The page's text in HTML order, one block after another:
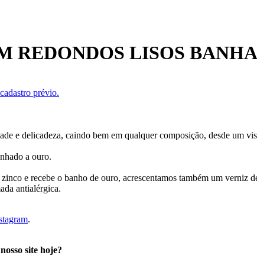
REDONDOS LISOS
prévio.
e delicadeza, caindo bem em qualquer composição, desde um
a ouro.
e recebe o banho de ouro, acrescentamos também um verniz
antialérgica.
.
site hoje?